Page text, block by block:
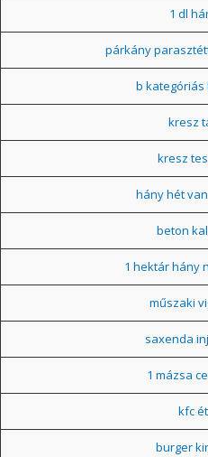
1 dl
párkány
b
kresz
kresz
hány hét
beton
1 hektár hány
műszaki
saxenda
1 mázsa
kfc
burger